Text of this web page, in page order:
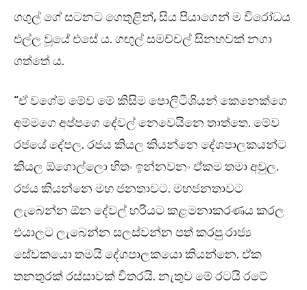
ගගුල් ගේ සටනට ගෙතුළින්, සිය පියාගෙන් ම විරෝධය
එල්ල වූයේ එසේ ය. ගඟුල් සමච්චල් සිනහවක් නගා
ගත්තේ ය.
“ඒ වගේම මේව මේ කිසිම පොලිටීශියන් කෙනෙක්ගෙ
අම්මගෙ අප්පගෙ දේවල් නෙවෙයිනෙ තාත්තෙ. මේව
රජයේ දේපල. රජය කියල කියන්නෙ දේශපාලකයන්ට
කියල ඕගොල්ලො හිතං ඉන්නවනං ඒකම තමා අවුල.
රජය කියන්නෙ මහ ජනතාවට. මහජනතාවට
ලැබෙන්න ඕන දේවල් හරියට කළමනාකරණය කරල
එයාලට ලැබෙන්න සලස්වන්න පත් කරපු රාජ්‍ය
සේවකයො තමයි දේශපාලකයො කියන්නෙ. ඒක
තනතුරක් රස්සාවක් විතරයි. නැතුව මේ රටයි රටේ